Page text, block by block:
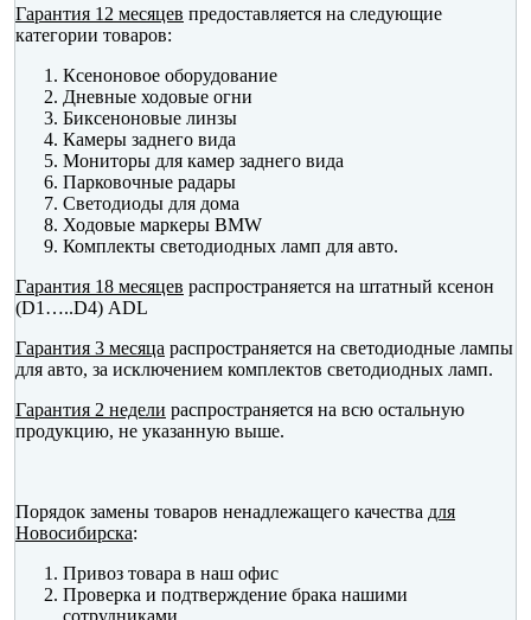
Гарантия 12 месяцев предоставляется на следующие
категории товаров:
Ксеноновое оборудование
Дневные ходовые огни
Биксеноновые линзы
Камеры заднего вида
Мониторы для камер заднего вида
Парковочные радары
Светодиоды для дома
Ходовые маркеры BMW
Комплекты светодиодных ламп для авто.
Гарантия 18 месяцев распространяется на штатный ксенон
(D1…..D4) ADL
Гарантия 3 месяца распространяется на светодиодные лампы
для авто, за исключением комплектов светодиодных ламп.
Гарантия 2 недели распространяется на всю остальную
продукцию, не указанную выше.
Порядок замены товаров ненадлежащего качества для
Новосибирска:
Привоз товара в наш офис
Проверка и подтверждение брака нашими
сотрудниками